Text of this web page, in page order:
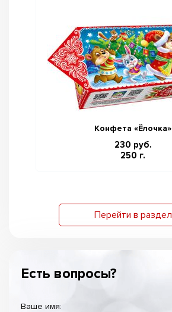
Конфета «Ёлочка»
230 руб.
250 г.
Перейти в раздел
Есть вопросы?
Ваше имя: